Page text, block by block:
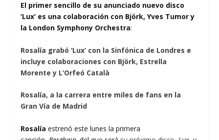
El primer sencillo de su anunciado nuevo disco
‘Lux’ es una colaboración con Björk, Yves Tumor y
la London Symphony Orchestra:
Rosalía grabó ‘Lux’ con la Sinfónica de Londres e
incluye colaboraciones con Björk, Estrella
Morente y L’Orfeó Català
Rosalía, a la carrera entre miles de fans en la
Gran Vía de Madrid
Rosalía estrenó este lunes la primera